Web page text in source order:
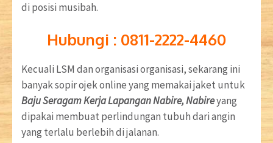
di posisi musibah.
Hubungi : 0811-2222-4460
Kecuali LSM dan organisasi organisasi, sekarang ini
banyak sopir ojek online yang memakai jaket untuk
Baju Seragam Kerja Lapangan Nabire, Nabireyang
dipakai membuat perlindungan tubuh dari angin
yang terlalu berlebih di jalanan.